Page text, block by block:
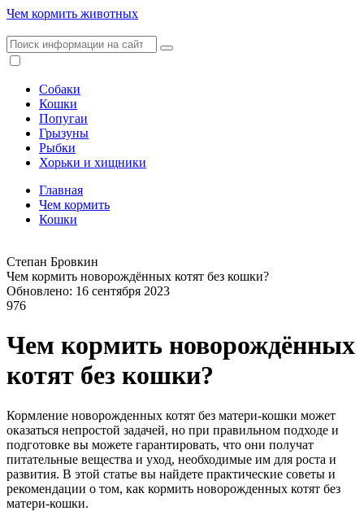
Чем кормить животных
Собаки
Кошки
Попугаи
Грызуны
Рыбки
Хорьки и хищники
Главная
Чем кормить
Кошки
Степан Бровкин
Чем кормить новорождённых котят без кошки?
Обновлено: 16 сентября 2023
976
Чем кормить новорождённых
котят без кошки?
Кормление новорожденных котят без матери-кошки может
оказаться непростой задачей, но при правильном подходе и
подготовке вы можете гарантировать, что они получат
питательные вещества и уход, необходимые им для роста и
развития. В этой статье вы найдете практические советы и
рекомендации о том, как кормить новорожденных котят без
матери-кошки.